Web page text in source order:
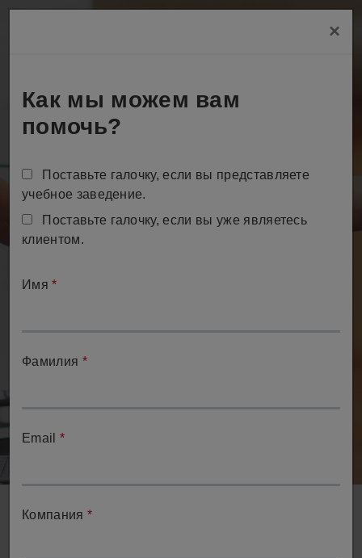
Skip
Свяжитесь с нами
×
Как мы можем вам
помочь?
Поставьте галочку, если вы представляете
учебное заведение.
Поставьте галочку, если вы уже являетесь
клиентом.
Имя*
Фамилия *
Email *
Компания *